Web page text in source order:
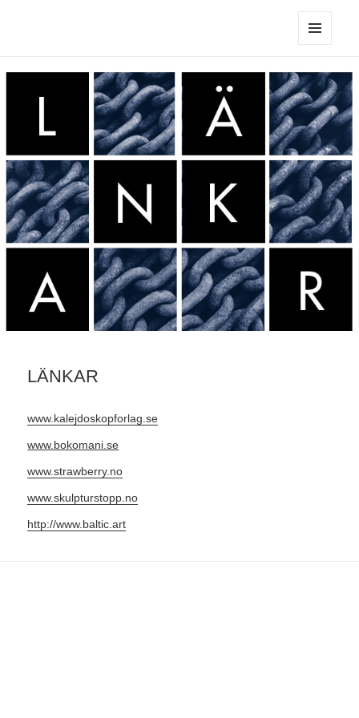
WIDGETS
LÄNKAR
www.kalejdoskopforlag.se
www.bokomani.se
www.strawberry.no
www.skulpturstopp.no
http://www.baltic.art